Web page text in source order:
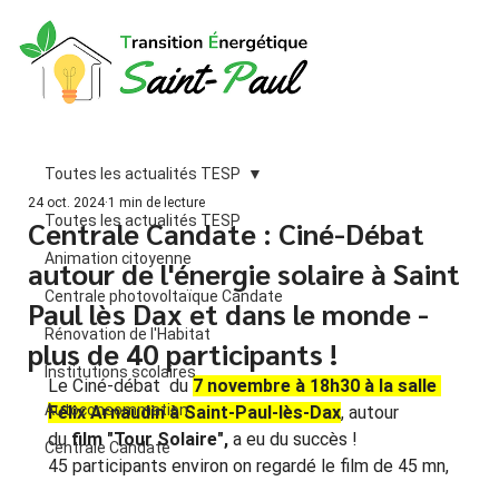
Toutes les actualités TESP
Animation citoyenne
Centrale photovoltaïque Candate
Rénovation de l'Habitat
Institutions scolaires
Autoconsommation
Centrale Candate
Toutes les actualités TESP
Centrale Candate : Ciné-Débat
autour de l'énergie solaire à Saint
Paul lès Dax et dans le monde -
plus de 40 participants !
24 oct. 2024 1 min de lecture
Le Ciné-débat  du 7 novembre à 18h30 à la salle
Félix Arnaudin à Saint-Paul-lès-Dax, autour
du film "Tour Solaire", a eu du succès !
45 participants environ on regardé le film de 45 mn,